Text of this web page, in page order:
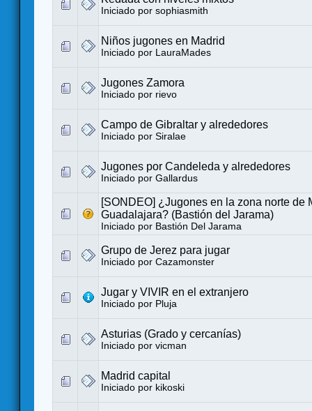
Iniciado por sophiasmith
Niños jugones en Madrid
Iniciado por LauraMades
Jugones Zamora
Iniciado por rievo
Campo de Gibraltar y alrededores
Iniciado por Siralae
Jugones por Candeleda y alrededores
Iniciado por Gallardus
[SONDEO] ¿Jugones en la zona norte de
Guadalajara? (Bastión del Jarama)
Iniciado por Bastión Del Jarama
Grupo de Jerez para jugar
Iniciado por Cazamonster
Jugar y VIVIR en el extranjero
Iniciado por Pluja
Asturias (Grado y cercanías)
Iniciado por vicman
Madrid capital
Iniciado por kikoski